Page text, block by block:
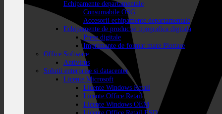
Echipamente departamentale
Consumabile OSG
Accesorii echipamente departamentale
Echipamente de productie tipografica digitala
Prese digitale
Imprimante de format mare Plottare
Office Software
Antivirus
Solutii enterprise si datacenter
Licente Microsoft
Licente Windows Retail
Licente Office Retail
Licente Windows OEM